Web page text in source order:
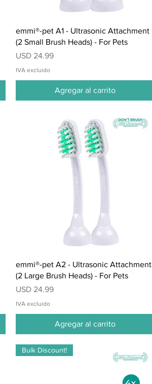
Vista rápida
emmi®-pet A1 - Ultrasonic Attachment
(2 Small Brush Heads) - For Pets
Precio
USD 24.99
IVA excluido
Agregar al carrito
Vista rápida
emmi®-pet A2 - Ultrasonic Attachment
(2 Large Brush Heads) - For Pets
Precio
USD 24.99
IVA excluido
Agregar al carrito
Bulk Discount!